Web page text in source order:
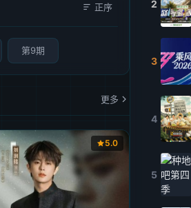
正序
第9期
更多
5.0
2
3
4
5